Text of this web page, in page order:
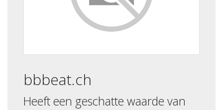
bbbeat.ch
Heeft een geschatte waarde van